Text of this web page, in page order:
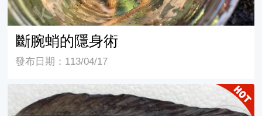
斷腕蛸的隱身術
發布日期：113/04/17
卡氏後頜魚 Opistognathus castelnaui